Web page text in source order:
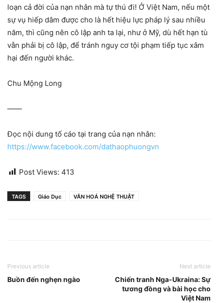
loạn cả đời của nạn nhân mà tự thú đi! Ở Việt Nam, nếu một
sự vụ hiếp dâm được cho là hết hiệu lực pháp lý sau nhiều
năm, thì cũng nên cô lập anh ta lại, như ở Mỹ, dù hết hạn tù
vẫn phải bị cô lập, để tránh nguy cơ tội phạm tiếp tục xâm
hại đến người khác.
Chu Mộng Long
——
Đọc nội dung tố cáo tại trang của nạn nhân:
https://www.facebook.com/dathaophuongvn
Post Views: 413
TAGS Giáo Dục VĂN HOÁ NGHỆ THUẬT
Previous article
Buồn đến nghẹn ngào
Next article
Chiến tranh Nga-Ukraina: Sự
tương đồng và bài học cho
Việt Nam